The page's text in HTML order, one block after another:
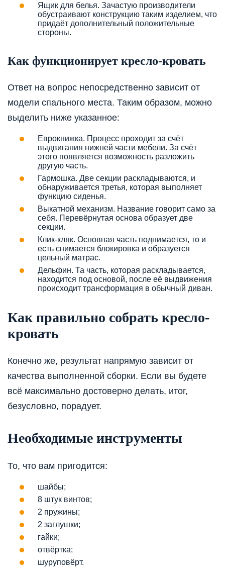
Ящик для белья. Зачастую производители
обустраивают конструкцию таким изделием, что
придаёт дополнительный положительные
стороны.
Как функционирует кресло-кровать
Ответ на вопрос непосредственно зависит от
модели спального места. Таким образом, можно
выделить ниже указанное:
Еврокнижка. Процесс проходит за счёт
выдвигания нижней части мебели. За счёт
этого появляется возможность разложить
другую часть.
Гармошка. Две секции раскладываются, и
обнаруживается третья, которая выполняет
функцию сиденья.
Выкатной механизм. Название говорит само за
себя. Перевёрнутая основа образует две
секции.
Клик-кляк. Основная часть поднимается, то и
есть снимается блокировка и образуется
цельный матрас.
Дельфин. Та часть, которая раскладывается,
находится под основой, после её выдвижения
происходит трансформация в обычный диван.
Как правильно собрать кресло-
кровать
Конечно же, результат напрямую зависит от
качества выполненной сборки. Если вы будете
всё максимально достоверно делать, итог,
безусловно, порадует.
Необходимые инструменты
То, что вам пригодится:
шайбы;
8 штук винтов;
2 пружины;
2 заглушки;
гайки;
отвёртка;
шуруповёрт.